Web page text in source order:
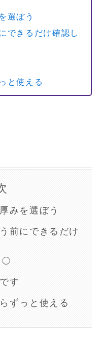
選ぼう
できるだけ確認し
と使える
みを選ぼう
前にできるだけ
◯
す
ずっと使える